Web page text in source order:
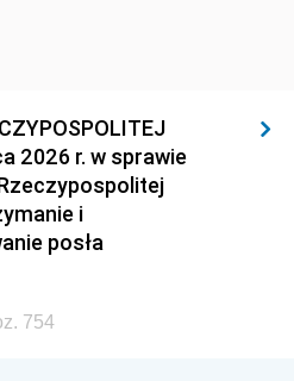
2026 r. w sprawie
i
posła
754